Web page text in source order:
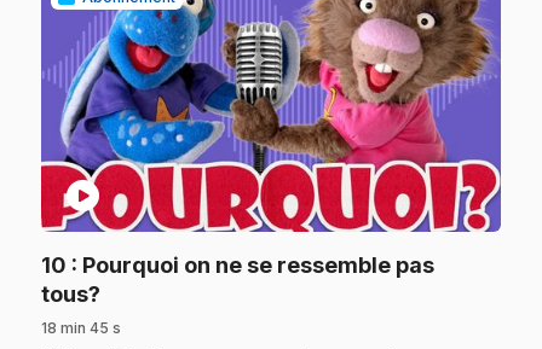
play_circle
10 : Pourquoi on ne se ressemble pas
tous?
18 min 45 s